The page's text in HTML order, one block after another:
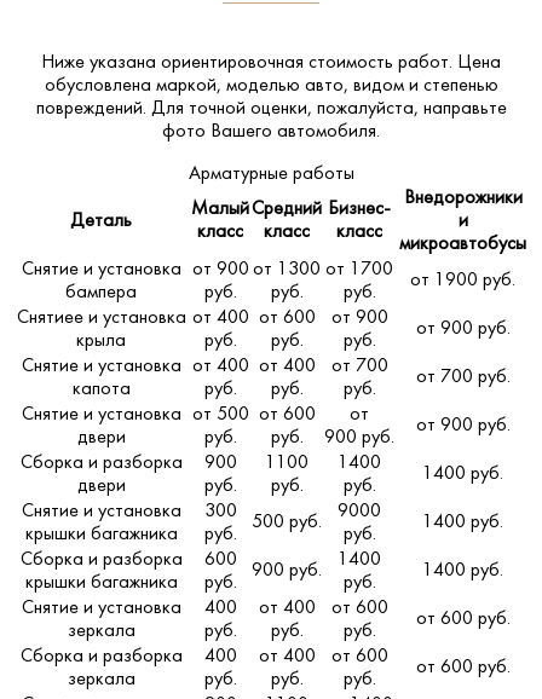
Ниже указана ориентировочная стоимость работ. Цена
обусловлена маркой, моделью авто, видом и степенью
повреждений. Для точной оценки, пожалуйста, направьте
фото Вашего автомобиля.
Арматурные работы
Деталь
Малый
класс
Средний
класс
Бизнес-
класс
Внедорожники
и
микроавтобусы
Снятие и установка
бампера
от 900
руб.
от 1300
руб.
от 1700
руб.
от 1900 руб.
Снятиее и установка
крыла
от 400
руб.
от 600
руб.
от 900
руб.
от 900 руб.
Снятие и установка
капота
от 400
руб.
от 400
руб.
от 700
руб.
от 700 руб.
Снятие и установка
двери
от 500
руб.
от 600
руб.
от
900 руб.
от 900 руб.
Сборка и разборка
двери
900
руб.
1100
руб.
1400
руб.
1400 руб.
Снятие и установка
крышки багажника
300
руб.
500 руб.
9000
руб.
1400 руб.
Сборка и разборка
крышки багажника
600
руб.
900 руб.
1400
руб.
1400 руб.
Снятие и установка
зеркала
400
руб.
от 400
руб.
от 600
руб.
от 600 руб.
Сборка и разборка
зеркала
400
руб.
от 400
руб.
от 600
руб.
от 600 руб.